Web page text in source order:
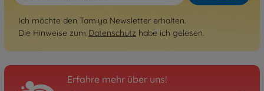
Ich möchte den Tamiya Newsletter erhalten.
Die Hinweise zum Datenschutz habe ich gelesen.
Erfahre mehr über uns!